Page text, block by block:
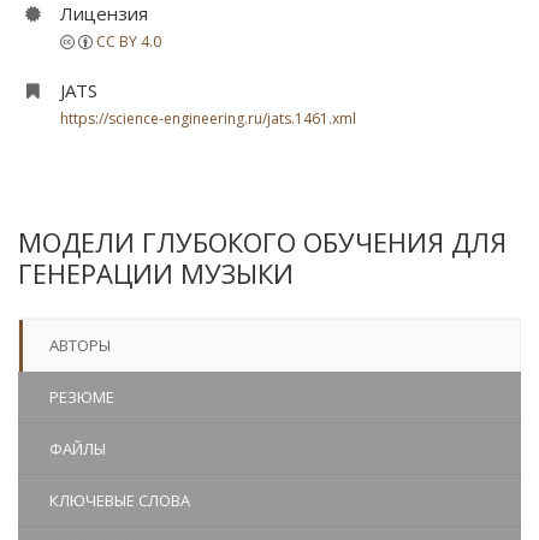
Лицензия
CC BY 4.0
JATS
https://science-engineering.ru/jats.1461.xml
МОДЕЛИ ГЛУБОКОГО ОБУЧЕНИЯ ДЛЯ
ГЕНЕРАЦИИ МУЗЫКИ
АВТОРЫ
РЕЗЮМЕ
ФАЙЛЫ
КЛЮЧЕВЫЕ СЛОВА